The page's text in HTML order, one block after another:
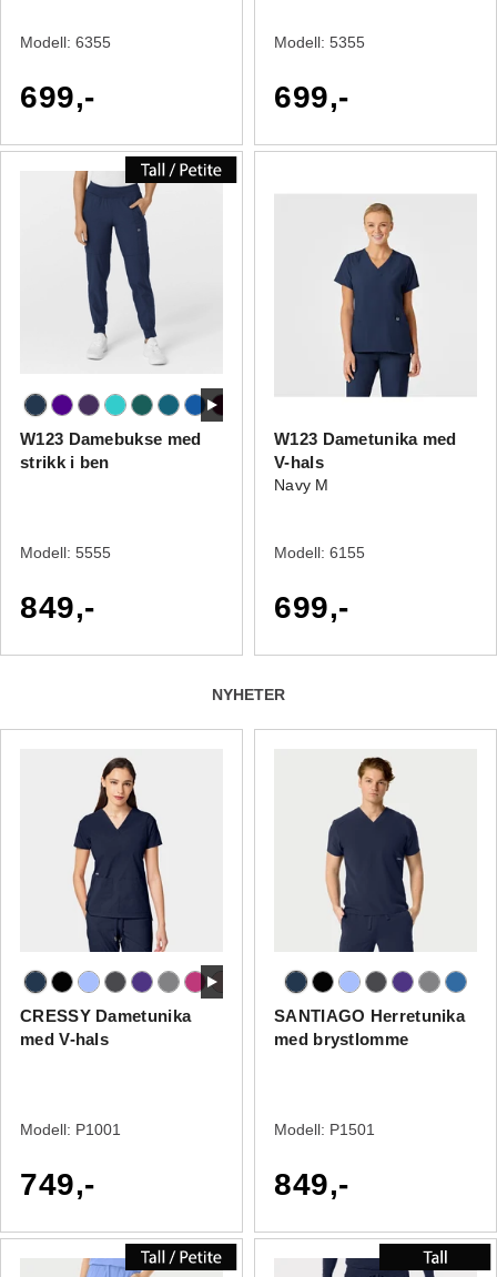
Modell: 6355
699,-
Modell: 5355
699,-
W123 Damebukse med
strikk i ben
Modell: 5555
849,-
W123 Dametunika med
V-hals
Navy M
Modell: 6155
699,-
NYHETER
CRESSY Dametunika
med V-hals
Modell: P1001
749,-
SANTIAGO Herretunika
med brystlomme
Modell: P1501
849,-